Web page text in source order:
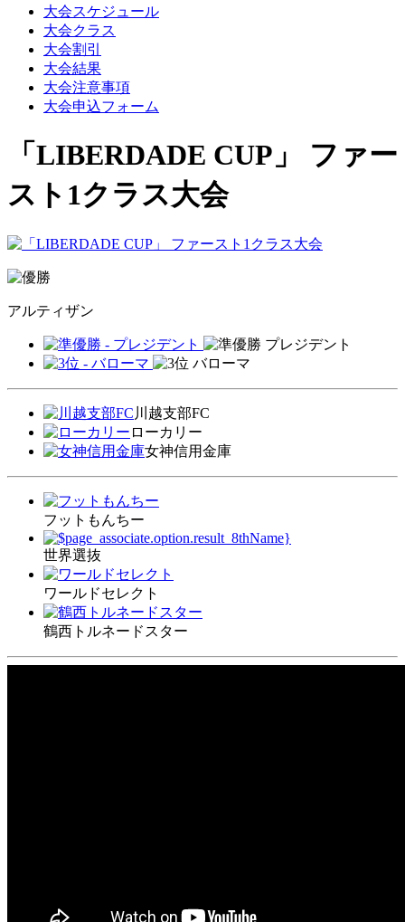
大会スケジュール
大会クラス
大会割引
大会結果
大会注意事項
大会申込フォーム
「LIBERDADE CUP」 ファー
スト1クラス大会
アルティザン
プレジデント
バローマ
川越支部FC
ローカリー
女神信用金庫
フットもんちー
世界選抜
ワールドセレクト
鶴西トルネードスター